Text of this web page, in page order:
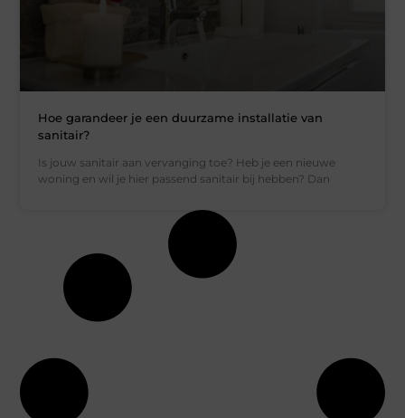
Hoe garandeer je een duurzame installatie van
sanitair?
Is jouw sanitair aan vervanging toe? Heb je een nieuwe
woning en wil je hier passend sanitair bij hebben? Dan